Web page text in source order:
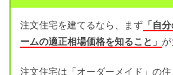
注文住宅を建てるなら、まず 「自
ームの適正相場価格を知ること」 が
注文住宅は「オーダーメイド」の